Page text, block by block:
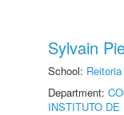
Sylvain
School:
Department:
INSTITUTO